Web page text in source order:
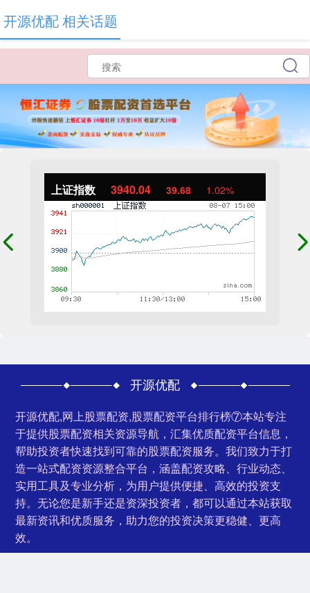
上证指数 3940.04 39.68 1.02%
开源优配
开源优配,网上股票配资,股票配资平台排行榜⑦本站专注
于提供股票配资相关资源导航，汇集优质配资平台信息，
帮助投资者快速找到可靠的股票配资服务。我们致力于打
造一站式配资资源整合平台，涵盖配资攻略、行业动态、
实用工具及专业分析，为用户提供便捷、高效的投资支
持。无论您是新手还是资深投资者，都可以通过本站获取
最新资讯和优质服务，助力您的投资决策更稳健、更高
效。
开源优配 相关话题